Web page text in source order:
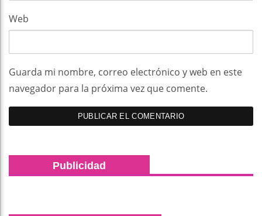
Web
Guarda mi nombre, correo electrónico y web en este
navegador para la próxima vez que comente.
Publicidad